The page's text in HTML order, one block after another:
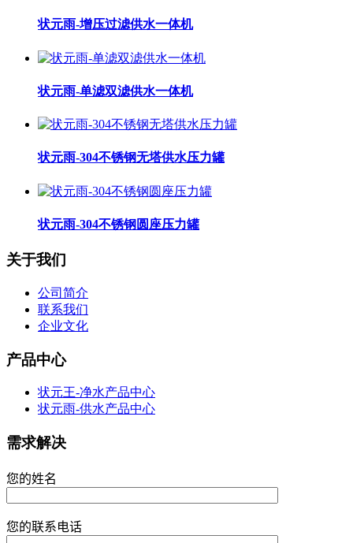
状元雨-增压过滤供水一体机
状元雨-单滤双滤供水一体机
状元雨-304不锈钢无塔供水压力罐
状元雨-304不锈钢圆座压力罐
关于我们
公司简介
联系我们
企业文化
产品中心
状元王-净水产品中心
状元雨-供水产品中心
需求解决
您的姓名
您的联系电话